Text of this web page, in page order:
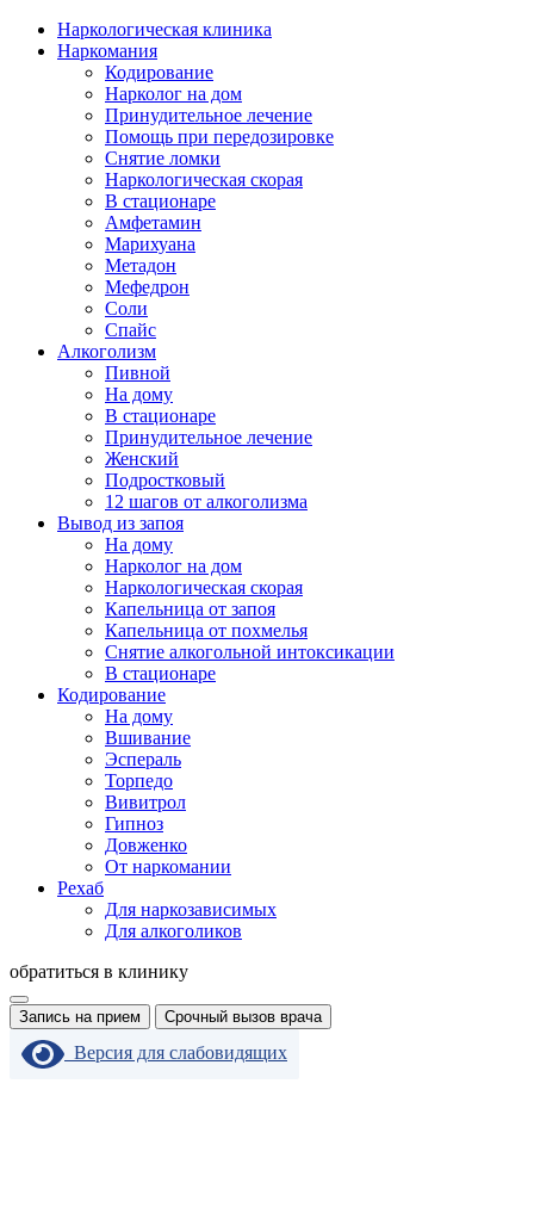
Наркологическая клиника
Наркомания
Кодирование
Нарколог на дом
Принудительное лечение
Помощь при передозировке
Снятие ломки
Наркологическая скорая
В стационаре
Амфетамин
Марихуана
Метадон
Мефедрон
Соли
Спайс
Алкоголизм
Пивной
На дому
В стационаре
Принудительное лечение
Женский
Подростковый
12 шагов от алкоголизма
Вывод из запоя
На дому
Нарколог на дом
Наркологическая скорая
Капельница от запоя
Капельница от похмелья
Снятие алкогольной интоксикации
В стационаре
Кодирование
На дому
Вшивание
Эспераль
Торпедо
Вивитрол
Гипноз
Довженко
От наркомании
Рехаб
Для наркозависимых
Для алкоголиков
обратиться в клинику
Запись на прием Срочный вызов врача
Версия для слабовидящих